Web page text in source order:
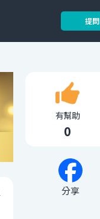
提問
有幫助
0
分享